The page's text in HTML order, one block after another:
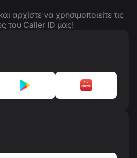
αρχίστε να χρησιμοποιείτε τις
του Caller ID μας!